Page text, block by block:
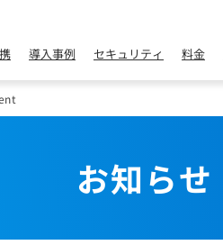
導入事例 セキュリティ 料金
お知らせ